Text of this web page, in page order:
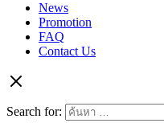
News
Promotion
FAQ
Contact Us
Search for: